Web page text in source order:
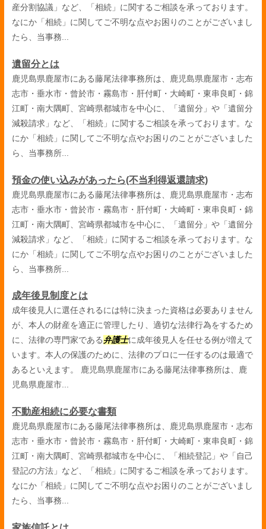
産分割協議」など、「相続」に関するご相談を承っております。
なにか「相続」に関してご不明な点やお困りのことがございまし
たら、当事務...
遺留分とは
鹿児島県鹿屋市にある藤尾法律事務所は、鹿児島県鹿屋市・志布
志市・垂水市・曾於市・霧島市・肝付町・大崎町・東串良町・錦
江町・南大隅町、宮崎県都城市を中心に、「遺留分」や「遺留分
減殺請求」など、「相続」に関するご相談を承っております。な
にか「相続」に関してご不明な点やお困りのことがございました
ら、当事務所...
預金の使い込みがあったら(不当利得返還請求)
鹿児島県鹿屋市にある藤尾法律事務所は、鹿児島県鹿屋市・志布
志市・垂水市・曾於市・霧島市・肝付町・大崎町・東串良町・錦
江町・南大隅町、宮崎県都城市を中心に、「遺留分」や「遺留分
減殺請求」など、「相続」に関するご相談を承っております。な
にか「相続」に関してご不明な点やお困りのことがございました
ら、当事務所...
成年後見制度とは
成年後見人に選任されるには特に決まった資格は必要ありません
が、本人の財産を適正に管理したり、適切な法律行為をするため
に、法律の専門家である弁護士に成年後見人を任せる例が増えて
います。本人の保護のために、法律のプロに一任するのは最適で
あるといえます。 鹿児島県鹿屋市にある藤尾法律事務所は、鹿
児島県鹿屋市...
不動産相続に必要な書類
鹿児島県鹿屋市にある藤尾法律事務所は、鹿児島県鹿屋市・志布
志市・垂水市・曾於市・霧島市・肝付町・大崎町・東串良町・錦
江町・南大隅町、宮崎県都城市を中心に、「相続登記」や「自己
登記の方法」など、「相続」に関するご相談を承っております。
なにか「相続」に関してご不明な点やお困りのことがございまし
たら、当事務...